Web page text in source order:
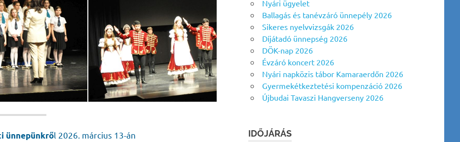
ünnepünkről 2026. március 13-án
Nyári ügyelet
Ballagás és tanévzáró ünnepély 2026
Sikeres nyelvvizsgák 2026
Díjátadó ünnepség 2026
DÖK-nap 2026
Évzáró koncert 2026
Nyári napközis tábor Kamaraerdőn 2026
Gyermekétkeztetési kompenzáció 2026
Újbudai Tavaszi Hangverseny 2026
IDŐJÁRÁS